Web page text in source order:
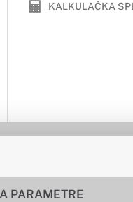
KALKULAČKA
PARAMETRE